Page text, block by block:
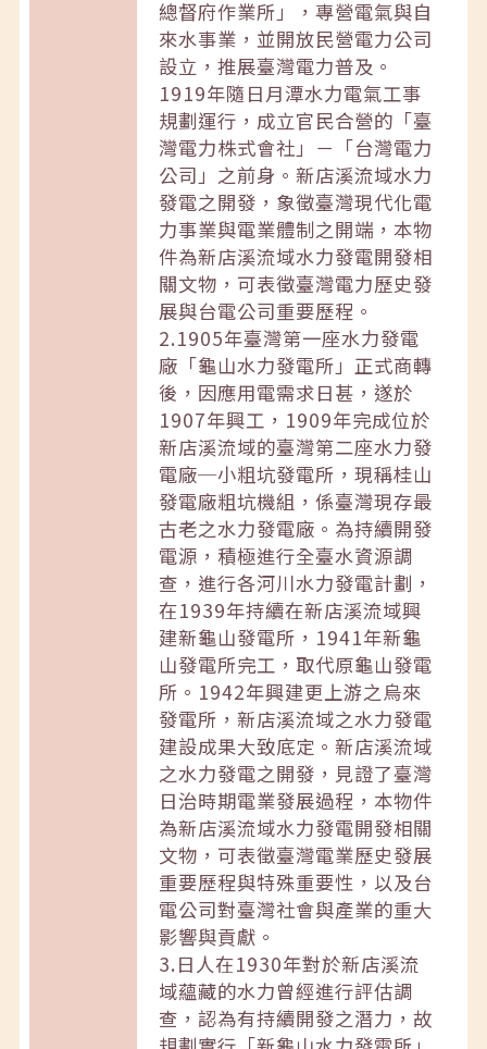
總督府作業所」，專營電氣與自
來水事業，並開放民營電力公司
設立，推展臺灣電力普及。
1919年隨日月潭水力電氣工事
規劃運行，成立官民合營的「臺
灣電力株式會社」－「台灣電力
公司」之前身。新店溪流域水力
發電之開發，象徵臺灣現代化電
力事業與電業體制之開端，本物
件為新店溪流域水力發電開發相
關文物，可表徵臺灣電力歷史發
展與台電公司重要歷程。
2.1905年臺灣第一座水力發電
廠「龜山水力發電所」正式商轉
後，因應用電需求日甚，遂於
1907年興工，1909年完成位於
新店溪流域的臺灣第二座水力發
電廠─小粗坑發電所，現稱桂山
發電廠粗坑機組，係臺灣現存最
古老之水力發電廠。為持續開發
電源，積極進行全臺水資源調
查，進行各河川水力發電計劃，
在1939年持續在新店溪流域興
建新龜山發電所，1941年新龜
山發電所完工，取代原龜山發電
所。1942年興建更上游之烏來
發電所，新店溪流域之水力發電
建設成果大致底定。新店溪流域
之水力發電之開發，見證了臺灣
日治時期電業發展過程，本物件
為新店溪流域水力發電開發相關
文物，可表徵臺灣電業歷史發展
重要歷程與特殊重要性，以及台
電公司對臺灣社會與產業的重大
影響與貢獻。
3.日人在1930年對於新店溪流
域蘊藏的水力曾經進行評估調
查，認為有持續開發之潛力，故